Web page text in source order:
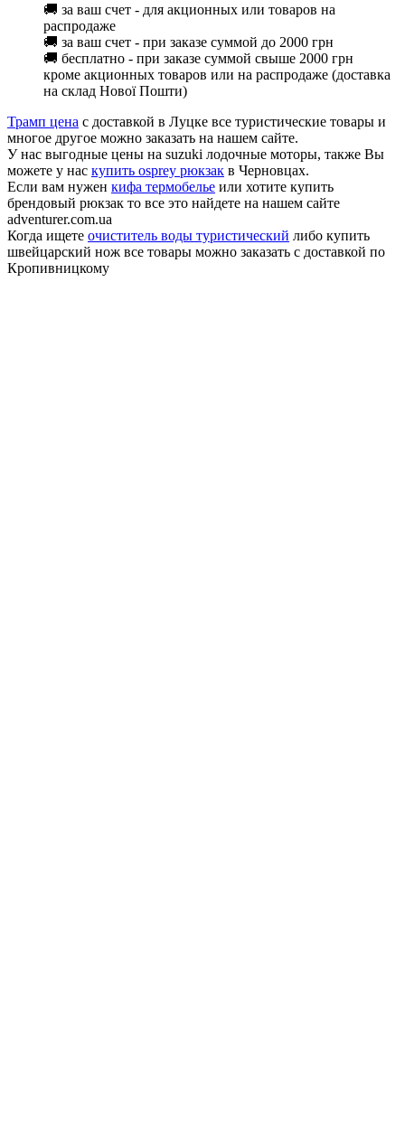
🚚 за ваш счет - для акционных или товаров на
распродаже
🚚 за ваш счет - при заказе суммой до 2000 грн
🚚 бесплатно - при заказе суммой свыше 2000 грн
кроме акционных товаров или на распродаже (доставка
на склад Нової Пошти)
Трамп цена с доставкой в Луцке все туристические товары и
многое другое можно заказать на нашем сайте.
У нас выгодные цены на suzuki лодочные моторы, также Вы
можете у нас купить osprey рюкзак в Черновцах.
Если вам нужен кифа термобелье или хотите купить
брендовый рюкзак то все это найдете на нашем сайте
adventurer.com.ua
Когда ищете очиститель воды туристический либо купить
швейцарский нож все товары можно заказать с доставкой по
Кропивницкому